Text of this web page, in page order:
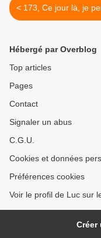
< 173, Ce jour là, je
Hébergé par Overblog
Top articles
Pages
Contact
Signaler un abus
C.G.U.
Cookies et données
Préférences cookies
Voir le profil de Luc sur
Créer